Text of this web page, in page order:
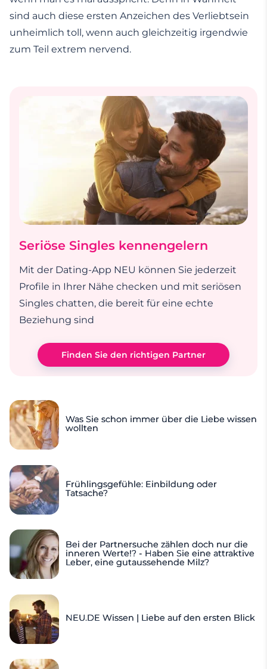
sind auch diese ersten Anzeichen des Verliebtsein
unheimlich toll, wenn auch gleichzeitig irgendwie
zum Teil extrem nervend.
Seriöse Singles kennengelern
Mit der Dating-App NEU können Sie jederzeit
Profile in Ihrer Nähe checken und mit seriösen
Singles chatten, die bereit für eine echte
Beziehung sind
Finden Sie den richtigen Partner
Was Sie schon immer über die Liebe wissen
wollten
Frühlingsgefühle: Einbildung oder
Tatsache?
Bei der Partnersuche zählen doch nur die
inneren Werte!? - Haben Sie eine attraktive
Leber, eine gutaussehende Milz?
NEU.DE Wissen | Liebe auf den ersten Blick